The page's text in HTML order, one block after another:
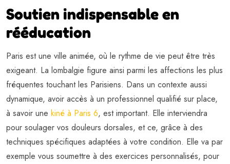
Soutien indispensable en
rééducation
Paris est une ville animée, où le rythme de vie peut être très
exigeant. La lombalgie figure ainsi parmi les affections les plus
fréquentes touchant les Parisiens. Dans un contexte aussi
dynamique, avoir accès à un professionnel qualifié sur place,
à savoir une kiné à Paris 6, est important. Elle interviendra
pour soulager vos douleurs dorsales, et ce, grâce à des
techniques spécifiques adaptées à votre condition. Elle va par
exemple vous soumettre à des exercices personnalisés, pour